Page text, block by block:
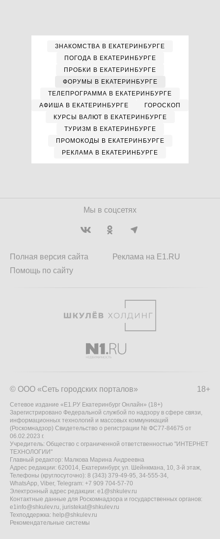
ЗНАКОМСТВА В ЕКАТЕРИНБУРГЕ
ПОГОДА В ЕКАТЕРИНБУРГЕ
ПРОБКИ В ЕКАТЕРИНБУРГЕ
ФОРУМЫ В ЕКАТЕРИНБУРГЕ
ТЕЛЕПРОГРАММА В ЕКАТЕРИНБУРГЕ
АФИША В ЕКАТЕРИНБУРГЕ
ГОРОСКОП
КУРСЫ ВАЛЮТ В ЕКАТЕРИНБУРГЕ
ТУРИЗМ В ЕКАТЕРИНБУРГЕ
ПРОМОКОДЫ В ЕКАТЕРИНБУРГЕ
РЕКЛАМА В ЕКАТЕРИНБУРГЕ
Мы в соцсетях
Полная версия сайта
Помощь по сайту
Реклама на E1.RU
18+
© ООО «Сеть городских порталов»
Сетевое издание «Е1.РУ Екатеринбург Онлайн» (18+)
Зарегистрировано Федеральной службой по надзору в сфере связи,
информационных технологий и массовых коммуникаций
(Роскомнадзор) Свидетельство о регистрации № ФС77-84675 от
06.02.2023 г.
Учредитель: Общество с ограниченной ответственностью "ИНТЕРНЕТ
ТЕХНОЛОГИИ"
Главный редактор: Малкова Марина Андреевна
Адрес редакции: 620014, Екатеринбург, ул. Шейнкмана, 10, 3-й этаж,
Телефоны (круглосуточно): 8 (343) 379-49-95, 34-555-34,
WhatsApp, Viber, Telegram: +7 909 704-57-70
Электронный адрес редакции: e1@shkulev.ru
Контактные данные для Роскомнадзора и государственных органов:
e1info@shkulev.ru, juristekat@shkulev.ru
Техподдержка: help@shkulev.ru
Рекомендательные системы